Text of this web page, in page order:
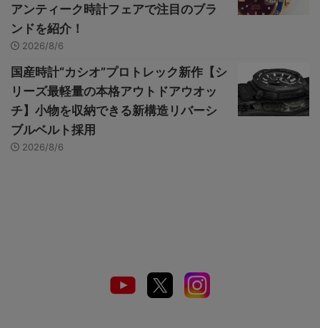
アンティーク時計フェアで注目のブラ
ンドを紹介！
2026/8/6
国産時計“カシオ”プロトレック新作【シ
リーズ最軽量の本格アウトドアウオッ
チ】小物を収納できる新構造リバーシ
ブルベルト採用
2026/8/6